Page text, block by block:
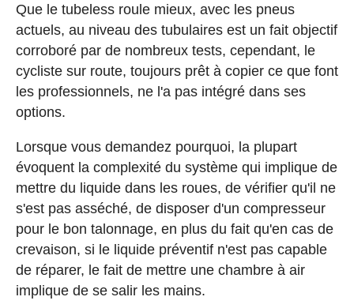
Que le tubeless roule mieux, avec les pneus
actuels, au niveau des tubulaires est un fait objectif
corroboré par de nombreux tests, cependant, le
cycliste sur route, toujours prêt à copier ce que font
les professionnels, ne l'a pas intégré dans ses
options.
Lorsque vous demandez pourquoi, la plupart
évoquent la complexité du système qui implique de
mettre du liquide dans les roues, de vérifier qu'il ne
s'est pas asséché, de disposer d'un compresseur
pour le bon talonnage, en plus du fait qu'en cas de
crevaison, si le liquide préventif n'est pas capable
de réparer, le fait de mettre une chambre à air
implique de se salir les mains.